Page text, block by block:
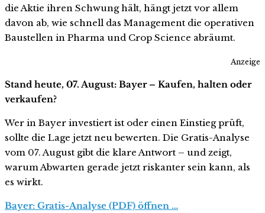
die Aktie ihren Schwung hält, hängt jetzt vor allem
davon ab, wie schnell das Management die operativen
Baustellen in Pharma und Crop Science abräumt.
Anzeige
Stand heute, 07. August: Bayer – Kaufen, halten oder
verkaufen?
Wer in Bayer investiert ist oder einen Einstieg prüft,
sollte die Lage jetzt neu bewerten. Die Gratis-Analyse
vom 07. August gibt die klare Antwort – und zeigt,
warum Abwarten gerade jetzt riskanter sein kann, als
es wirkt.
Bayer: Gratis-Analyse (PDF) öffnen …